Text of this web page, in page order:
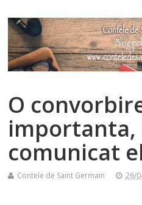
O
importanta,
comunicat
Contele de Saint Germain 26/